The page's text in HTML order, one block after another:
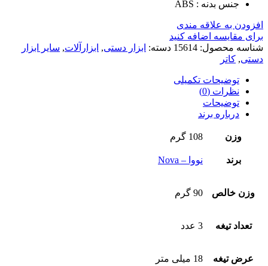
جنس بدنه : ABS
افزودن به علاقه مندی
برای مقایسه اضافه کنید
شناسه محصول: 15614 دسته: ابزار دستی, ابزارآلات, سایر ابزار
دستی, کاتر
توضیحات تکمیلی
نظرات (0)
توضیحات
درباره برند
وزن 108 گرم
برند نووا – Nova
وزن خالص 90 گرم
تعداد تیغه 3 عدد
عرض تیغه 18 میلی متر